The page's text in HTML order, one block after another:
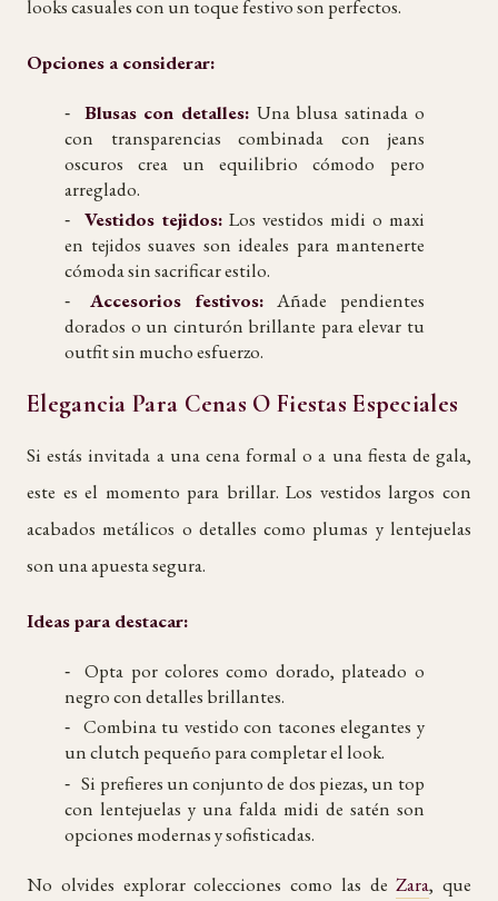
looks casuales con un toque festivo son perfectos.
Opciones a considerar:
Blusas con detalles: Una blusa satinada o
con transparencias combinada con jeans
oscuros crea un equilibrio cómodo pero
arreglado.
Vestidos tejidos: Los vestidos midi o maxi
en tejidos suaves son ideales para mantenerte
cómoda sin sacrificar estilo.
Accesorios festivos: Añade pendientes
dorados o un cinturón brillante para elevar tu
outfit sin mucho esfuerzo.
Elegancia Para Cenas O Fiestas Especiales
Si estás invitada a una cena formal o a una fiesta de gala,
este es el momento para brillar. Los vestidos largos con
acabados metálicos o detalles como plumas y lentejuelas
son una apuesta segura.
Ideas para destacar:
Opta por colores como dorado, plateado o
negro con detalles brillantes.
Combina tu vestido con tacones elegantes y
un clutch pequeño para completar el look.
Si prefieres un conjunto de dos piezas, un top
con lentejuelas y una falda midi de satén son
opciones modernas y sofisticadas.
No olvides explorar colecciones como las deZara, que